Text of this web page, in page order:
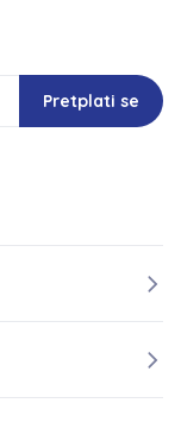
Pretplati se